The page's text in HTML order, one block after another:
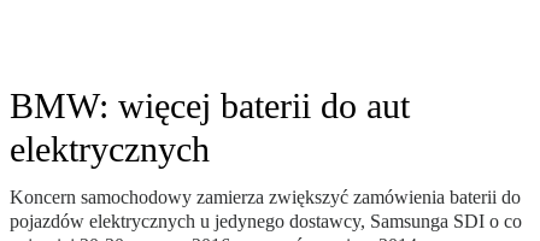
BMW: więcej baterii do aut
elektrycznych
Koncern samochodowy zamierza zwiększyć zamówienia baterii do
pojazdów elektrycznych u jedynego dostawcy, Samsunga SDI o co